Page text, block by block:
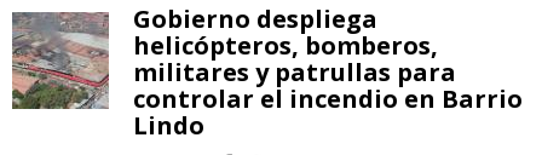
Gobierno despliega
helicópteros, bomberos,
militares y patrullas para
controlar el incendio en Barrio
Lindo